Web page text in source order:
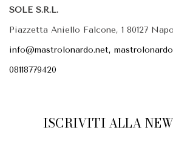
SOLE S.R.L.
Piazzetta Aniello Falcone, 1 80127
info@mastrolonardo.net,
08118779420
ISCRIVITI ALLA